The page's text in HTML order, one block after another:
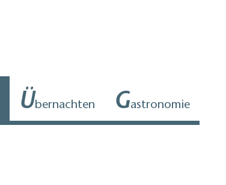
Übernachten Gastronomie